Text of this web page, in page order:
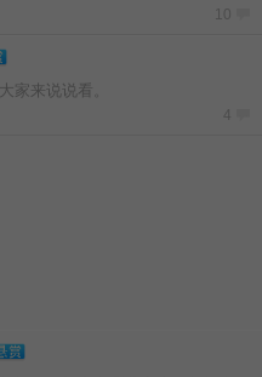
家来说说看。